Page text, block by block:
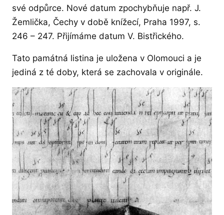
své odpůrce. Nové datum zpochybňuje např. J.
Žemlička, Čechy v době knížecí, Praha 1997, s.
246 – 247. Přijímáme datum V. Bistřického.
Tato památná listina je uložena v Olomouci a je
jediná z té doby, která se zachovala v originále.